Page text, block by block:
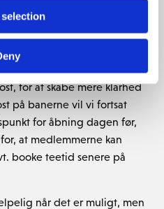
for, hvordan vi
for at skabe mere klarhed
på banerne vil vi fortsat
for åbning dagen før,
at medlemmerne kan
booke teetid senere på
når det er muligt, men